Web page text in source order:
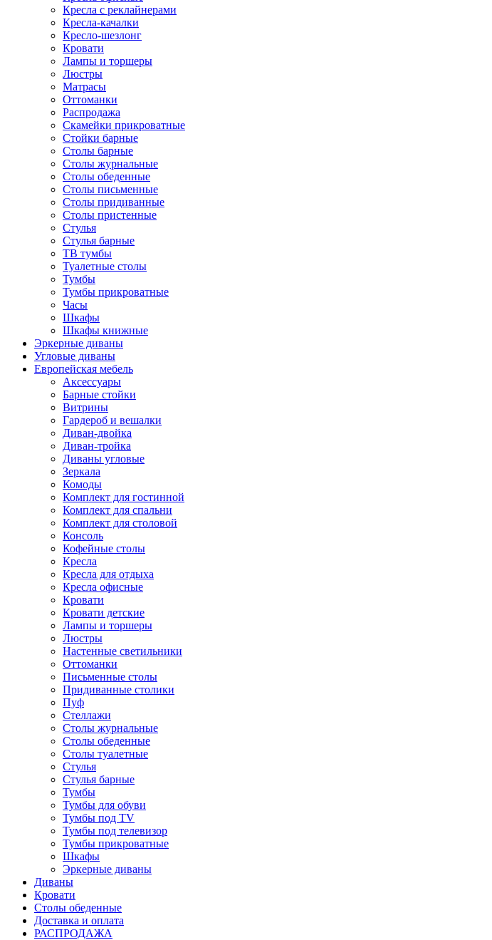
Кресла с реклайнерами
Кресла-качалки
Кресло-шезлонг
Кровати
Лампы и торшеры
Люстры
Матрасы
Оттоманки
Распродажа
Скамейки прикроватные
Стойки барные
Столы барные
Столы журнальные
Столы обеденные
Столы письменные
Столы придиванные
Столы пристенные
Стулья
Стулья барные
ТВ тумбы
Туалетные столы
Тумбы
Тумбы прикроватные
Часы
Шкафы
Шкафы книжные
Эркерные диваны
Угловые диваны
Европейская мебель
Аксессуары
Барные стойки
Витрины
Гардероб и вешалки
Диван-двойка
Диван-тройка
Диваны угловые
Зеркала
Комоды
Комплект для гостинной
Комплект для спальни
Комплект для столовой
Консоль
Кофейные столы
Кресла
Кресла для отдыха
Кресла офисные
Кровати
Кровати детские
Лампы и торшеры
Люстры
Настенные светильники
Оттоманки
Письменные столы
Придиванные столики
Пуф
Стеллажи
Столы журнальные
Столы обеденные
Столы туалетные
Стулья
Стулья барные
Тумбы
Тумбы для обуви
Тумбы под TV
Тумбы под телевизор
Тумбы прикроватные
Шкафы
Эркерные диваны
Диваны
Кровати
Столы обеденные
Доставка и оплата
РАСПРОДАЖА